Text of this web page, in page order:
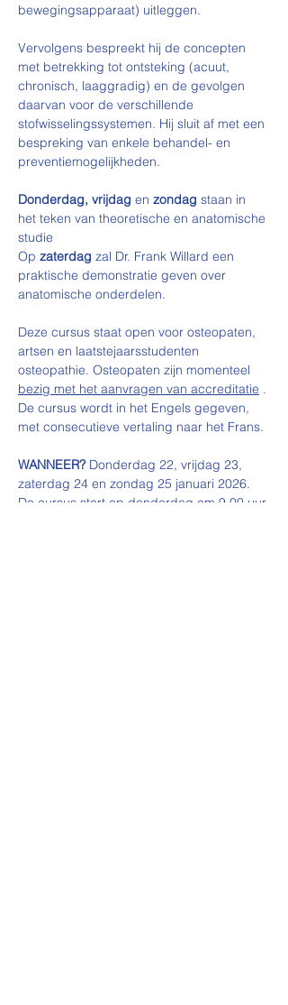
bewegingsapparaat) uitleggen.
Vervolgens bespreekt hij de concepten
met betrekking tot ontsteking (acuut,
chronisch, laaggradig) en de gevolgen
daarvan voor de verschillende
stofwisselingssystemen. Hij sluit af met een
bespreking van enkele behandel- en
preventiemogelijkheden.
Donderdag, vrijdag en zondag staan in
het teken van theoretische en anatomische
studie
Op zaterdag zal Dr. Frank Willard een
praktische demonstratie geven over
anatomische onderdelen.
Deze cursus staat open voor osteopaten,
artsen en laatstejaarsstudenten
osteopathie. Osteopaten zijn momenteel
bezig met het aanvragen van accreditatie .
De cursus wordt in het Engels gegeven,
met consecutieve vertaling naar het Frans.
WANNEER? Donderdag 22, vrijdag 23,
zaterdag 24 en zondag 25 januari 2026.
De cursus start op donderdag om 9.00 uur